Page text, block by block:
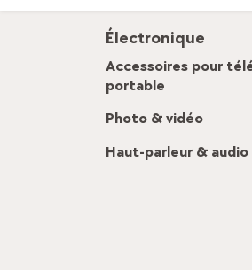
Électronique
Accessoires pour
portable
Photo & vidéo
Haut-parleur & audio